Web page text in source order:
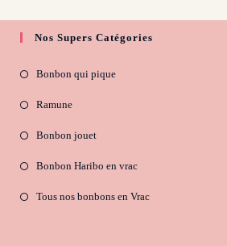
Nos Supers Catégories
Bonbon qui pique
Ramune
Bonbon jouet
Bonbon Haribo en vrac
Tous nos bonbons en Vrac